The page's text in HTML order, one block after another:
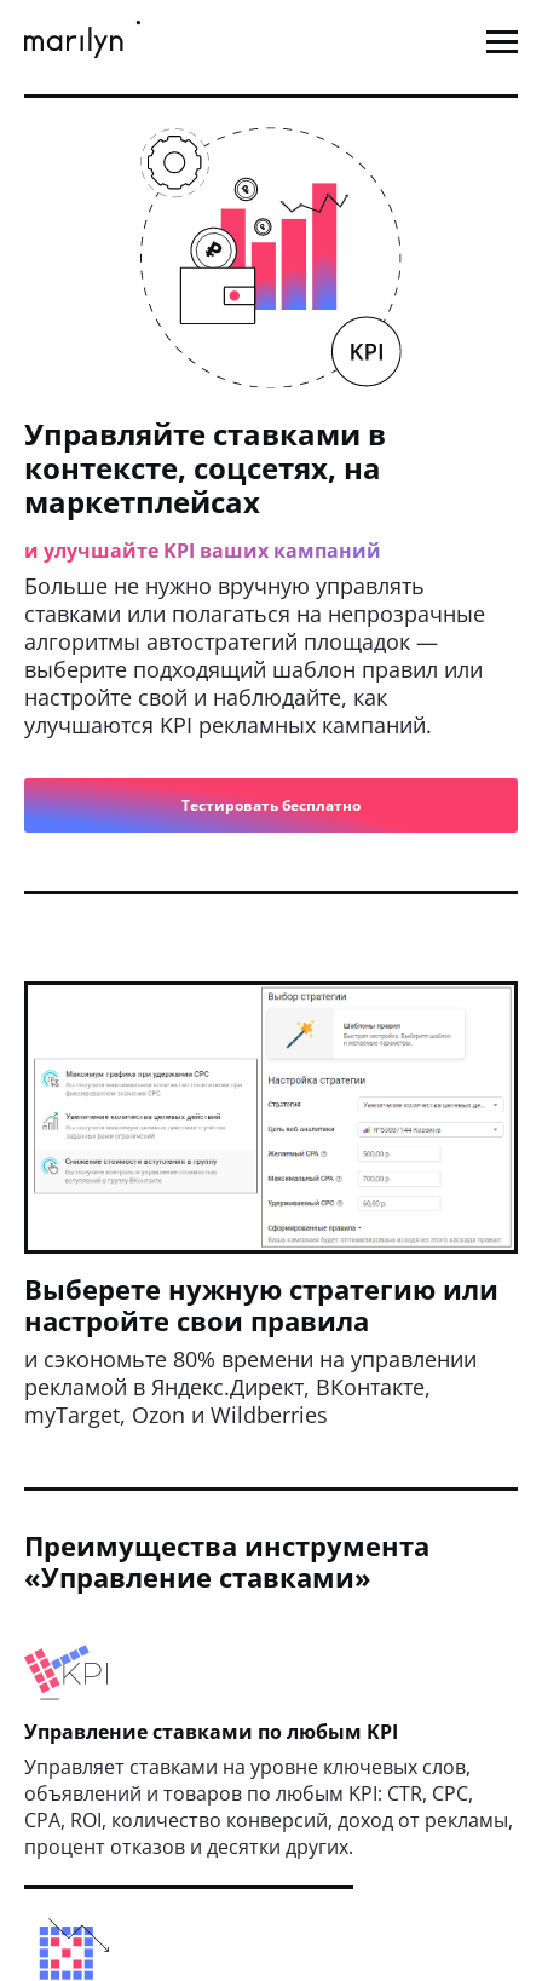
Управляйте ставками в
контексте, соцсетях, на
маркетплейсах
и улучшайте KPI ваших кампаний
Больше не нужно вручную управлять
ставками или полагаться на непрозрачные
алгоритмы автостратегий площадок —
выберите подходящий шаблон правил или
настройте свой и наблюдайте, как
улучшаются KPI рекламных кампаний.
Тестировать бесплатно
Выберете нужную стратегию или
настройте свои правила
и сэкономьте 80% времени на управлении
рекламой в Яндекс.Директ, ВКонтакте,
myTarget, Ozon и Wildberries
Преимущества инструмента
«Управление ставками»
Управление ставками по любым KPI
Управляет ставками на уровне ключевых слов,
объявлений и товаров по любым KPI: CTR, CPC,
CPA, ROI, количество конверсий, доход от рекламы,
процент отказов и десятки других.